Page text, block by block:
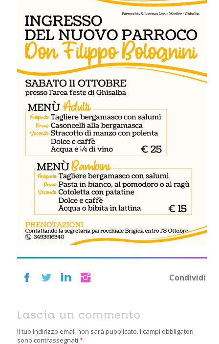
Condividi
Lascia un commento
Il tuo indirizzo email non sarà pubblicato. I campi obbligatori
sono contrassegnati *